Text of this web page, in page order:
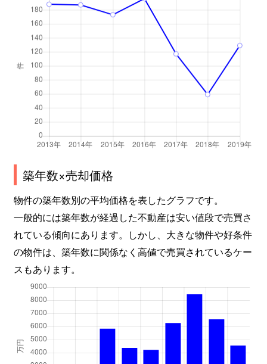
築年数×売却価格
物件の築年数別の平均価格を表したグラフです。
一般的には築年数が経過した不動産は安い値段で売買さ
れている傾向にあります。しかし、大きな物件や好条件
の物件は、築年数に関係なく高値で売買されているケー
スもあります。